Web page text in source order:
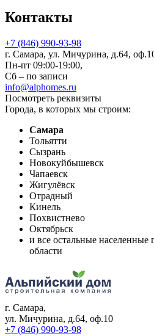
Контакты
+7 (846) 990-93-98
г. Самара, ул. Мичурина, д.64,
Пн-пт 09:00-19:00,
Сб – по записи
info@alphomes.ru
Посмотреть реквизиты
Города, в которых мы строим:
Самара
Тольятти
Сызрань
Новокуйбышевск
Чапаевск
Жигулёвск
Отрадный
Кинель
Похвистнево
Октябрьск
и все остальные
области
г. Самара,
ул. Мичурина, д.64, оф.10
+7 (846) 990-93-98